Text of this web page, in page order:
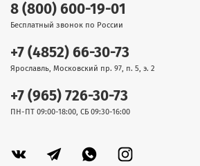
8 (800) 600-19-01
Бесплатный звонок по России
+7 (4852) 66-30-73
Ярославль, Московский пр. 97, п. 5, э. 2
+7 (965) 726-30-73
ПН-ПТ 09:00-18:00, СБ 09:30-16:00